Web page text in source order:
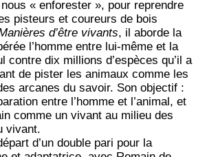
« enforester », pour reprendre
pisteurs et coureurs de bois
d’être vivants, il aborde la
l’homme entre lui-même et la
contre dix millions d’espèces qu’il a
de pister les animaux comme les
arcanes du savoir. Son objectif :
entre l’homme et l’animal, et
comme un vivant au milieu des
vivant.
d’un double pari pour la